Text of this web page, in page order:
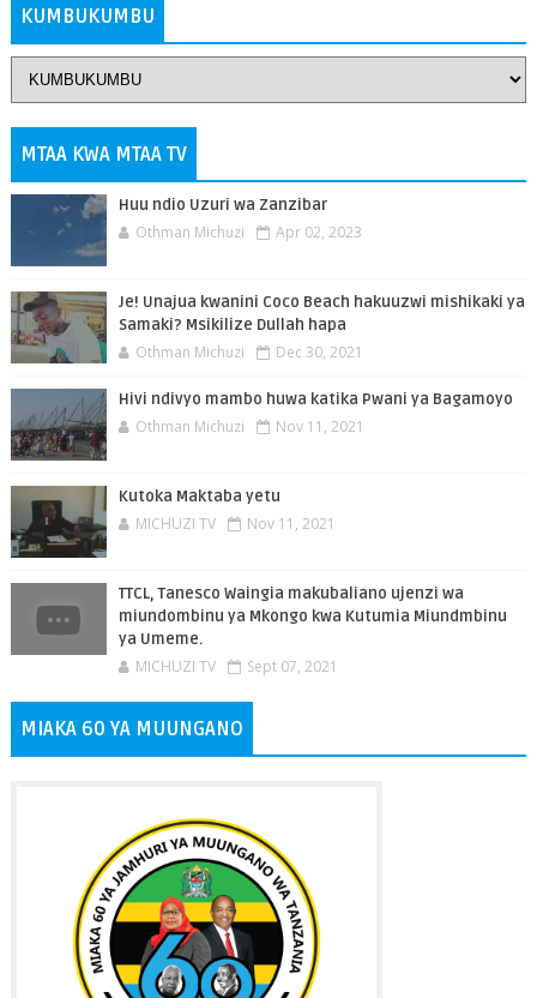
KUMBUKUMBU
MTAA KWA MTAA TV
Huu ndio Uzuri wa Zanzibar
Othman Michuzi Apr 02, 2023
Je! Unajua kwanini Coco Beach hakuuzwi mishikaki ya
Samaki? Msikilize Dullah hapa
Othman Michuzi Dec 30, 2021
Hivi ndivyo mambo huwa katika Pwani ya Bagamoyo
Othman Michuzi Nov 11, 2021
Kutoka Maktaba yetu
MICHUZI TV Nov 11, 2021
TTCL, Tanesco Waingia makubaliano ujenzi wa
miundombinu ya Mkongo kwa Kutumia Miundmbinu
ya Umeme.
MICHUZI TV Sept 07, 2021
MIAKA 60 YA MUUNGANO